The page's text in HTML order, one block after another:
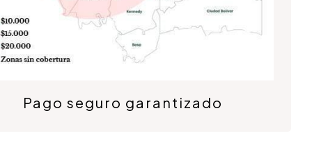
Pago seguro garantizado